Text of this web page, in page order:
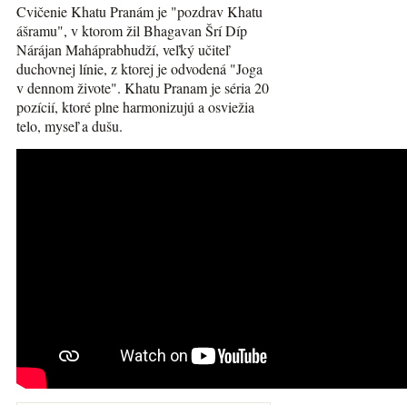
Cvičenie Khatu Pranám je "pozdrav Khatu
ášramu", v ktorom žil Bhagavan Šrí Díp
Nárájan Maháprabhudží, veľký učiteľ
duchovnej línie, z ktorej je odvodená "Joga
v dennom živote". Khatu Pranam je séria 20
pozícií, ktoré plne harmonizujú a osviežia
telo, myseľ a dušu.